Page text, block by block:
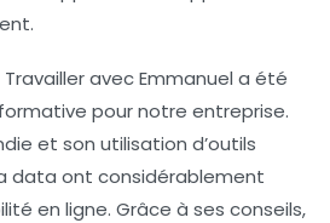
avec Emmanuel a été
pour notre entreprise.
et son utilisation d’outils
data ont considérablement
en ligne. Grâce à ses conseils,